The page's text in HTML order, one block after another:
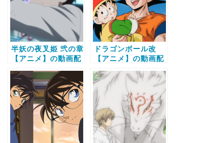
半妖の夜叉姫 弐の章
【アニメ】の動画配
料で全話視聴する方
法
ドラゴンボール改
【アニメ】の動画配
料で全話視聴する方
法